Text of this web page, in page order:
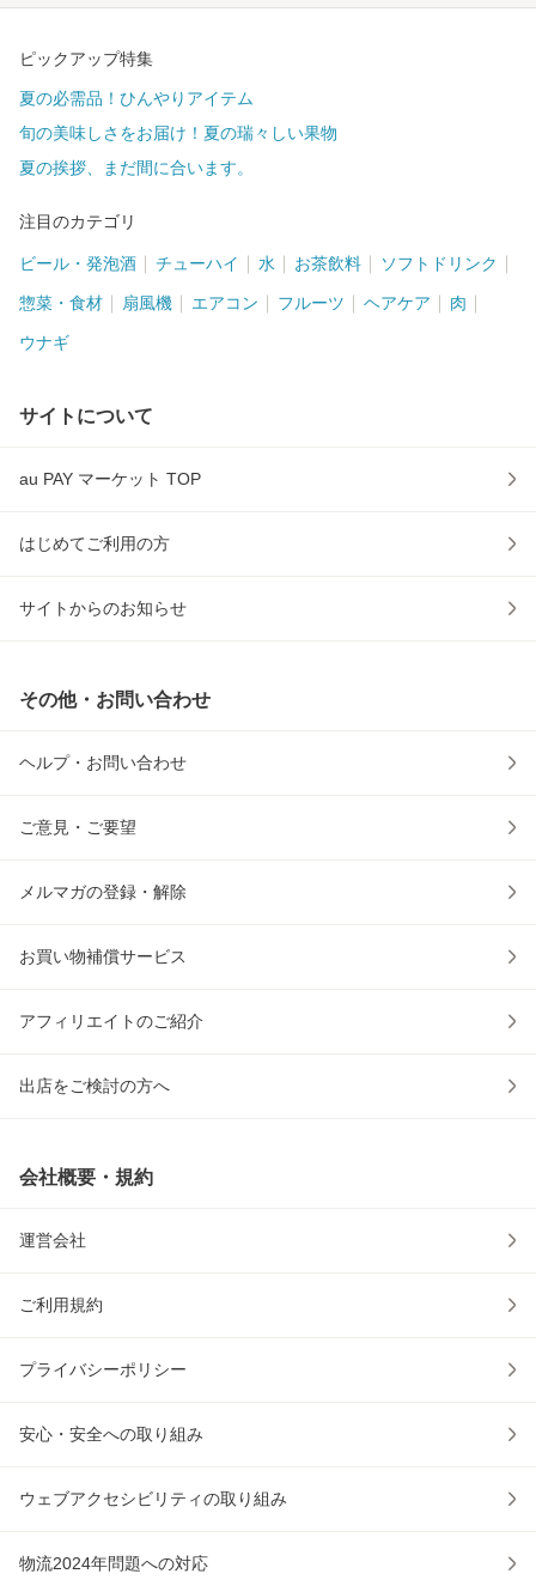
ピックアップ特集
夏の必需品！ひんやりアイテム
旬の美味しさをお届け！夏の瑞々しい果物
夏の挨拶、まだ間に合います。
注目のカテゴリ
ビール・発泡酒 チューハイ 水 お茶飲料 ソフトドリンク
惣菜・食材 扇風機 エアコン フルーツ ヘアケア 肉
ウナギ
サイトについて
au PAY マーケット TOP
はじめてご利用の方
サイトからのお知らせ
その他・お問い合わせ
ヘルプ・お問い合わせ
ご意見・ご要望
メルマガの登録・解除
お買い物補償サービス
アフィリエイトのご紹介
出店をご検討の方へ
会社概要・規約
運営会社
ご利用規約
プライバシーポリシー
安心・安全への取り組み
ウェブアクセシビリティの取り組み
物流2024年問題への対応